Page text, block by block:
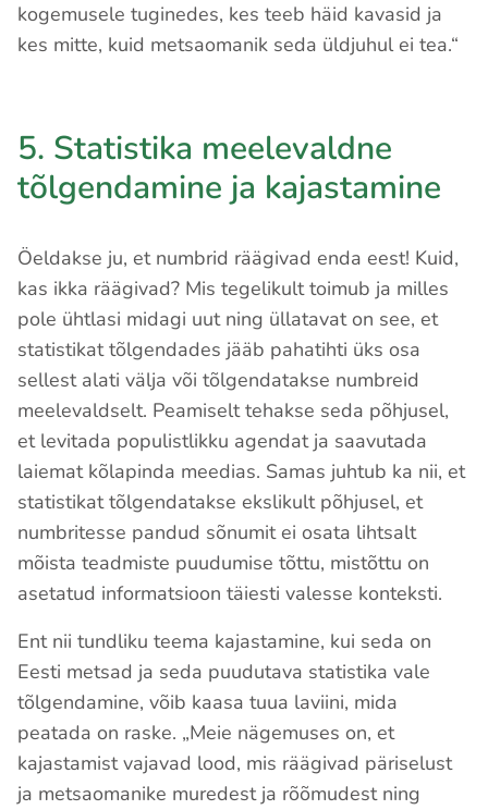
kogemusele tuginedes, kes teeb häid kavasid ja
kes mitte, kuid metsaomanik seda üldjuhul ei tea.“
5. Statistika meelevaldne
tõlgendamine ja kajastamine
Öeldakse ju, et numbrid räägivad enda eest! Kuid,
kas ikka räägivad? Mis tegelikult toimub ja milles
pole ühtlasi midagi uut ning üllatavat on see, et
statistikat tõlgendades jääb pahatihti üks osa
sellest alati välja või tõlgendatakse numbreid
meelevaldselt. Peamiselt tehakse seda põhjusel,
et levitada populistlikku agendat ja saavutada
laiemat kõlapinda meedias. Samas juhtub ka nii, et
statistikat tõlgendatakse ekslikult põhjusel, et
numbritesse pandud sõnumit ei osata lihtsalt
mõista teadmiste puudumise tõttu, mistõttu on
asetatud informatsioon täiesti valesse konteksti.
Ent nii tundliku teema kajastamine, kui seda on
Eesti metsad ja seda puudutava statistika vale
tõlgendamine, võib kaasa tuua laviini, mida
peatada on raske. „Meie nägemuses on, et
kajastamist vajavad lood, mis räägivad päriselust
ja metsaomanike muredest ja rõõmudest ning